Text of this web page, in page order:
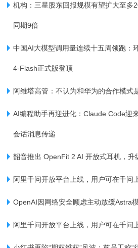
机构：三星股东回报规模有望扩大至多
同期9倍
中国AI大模型调用量连续十五周领跑：
4-Flash正式版登顶
阿维塔高管：不认为和华为的合作模式
AI编程助手再迎进化：Claude Code迎
会话消息传递
韶音推出 OpenFit 2 AI 开放式耳机，
阿里千问开放平台上线，用户可在千问
OpenAI因网络安全顾虑主动放缓Astra
阿里千问开放平台上线，用户可在千问